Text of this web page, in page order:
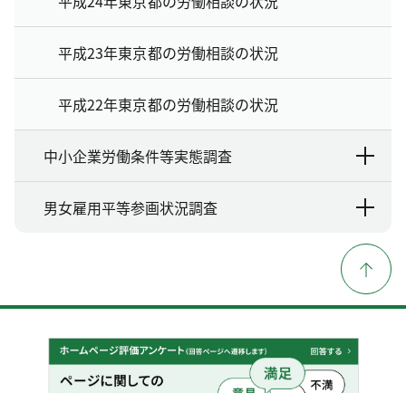
平成23年東京都の労働相談の状況
平成22年東京都の労働相談の状況
中小企業労働条件等実態調査
男女雇用平等参画状況調査